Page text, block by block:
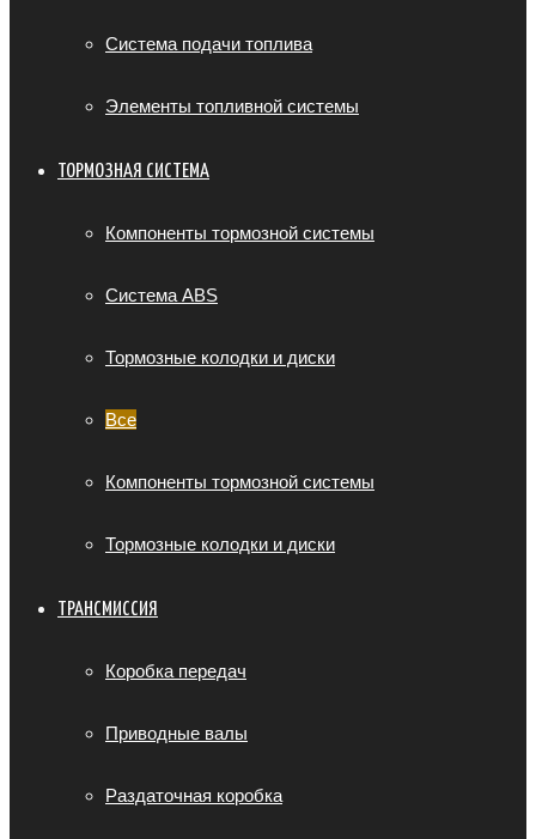
Система подачи топлива
Элементы топливной системы
ТОРМОЗНАЯ СИСТЕМА
Компоненты тормозной системы
Система ABS
Тормозные колодки и диски
Все
Компоненты тормозной системы
Тормозные колодки и диски
ТРАНСМИССИЯ
Коробка передач
Приводные валы
Раздаточная коробка